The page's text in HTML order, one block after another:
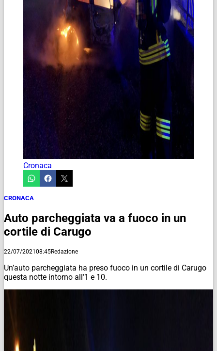
Cronaca
CRONACA
Auto parcheggiata va a fuoco in un
cortile di Carugo
22/07/202108:45Redazione
Un’auto parcheggiata ha preso fuoco in un cortile di Carugo
questa notte intorno all’1 e 10.